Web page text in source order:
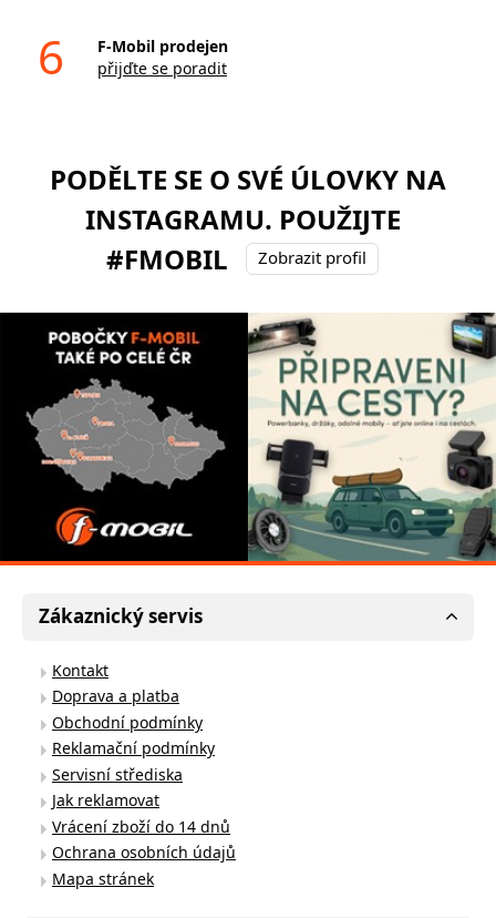
6
F-Mobil prodejen
přijďte se poradit
PODĚLTE SE O SVÉ ÚLOVKY NA
INSTAGRAMU. POUŽIJTE
#FMOBIL
Zobrazit profil
Zákaznický servis
Kontakt
Doprava a platba
Obchodní podmínky
Reklamační podmínky
Servisní střediska
Jak reklamovat
Vrácení zboží do 14 dnů
Ochrana osobních údajů
Mapa stránek